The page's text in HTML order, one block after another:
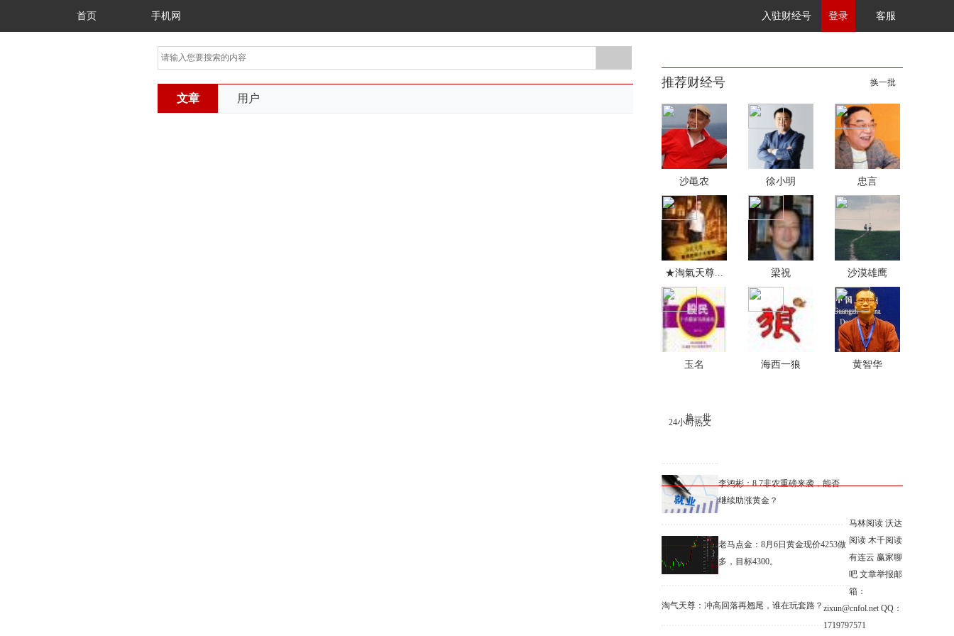
首页 手机网 入驻财经号 登录 客服
文章 用户
推荐财经号 换一批
沙黾农 徐小明 忠言
★淘氣天尊... 梁祝 沙漠雄鹰
玉名 海西一狼 黄智华
24小时热文
换一批
李鸿彬：8.7非农重磅来袭，能否
继续助涨黄金？
老马点金：8月6日黄金现价4253做
多，目标4300。
淘气天尊：冲高回落再翘尾，谁在玩套路？
马林阅读 沃达
阅读 木千阅读
有连云 赢家聊
吧 文章举报邮
箱：
zixun@cnfol.net QQ：
1719797571